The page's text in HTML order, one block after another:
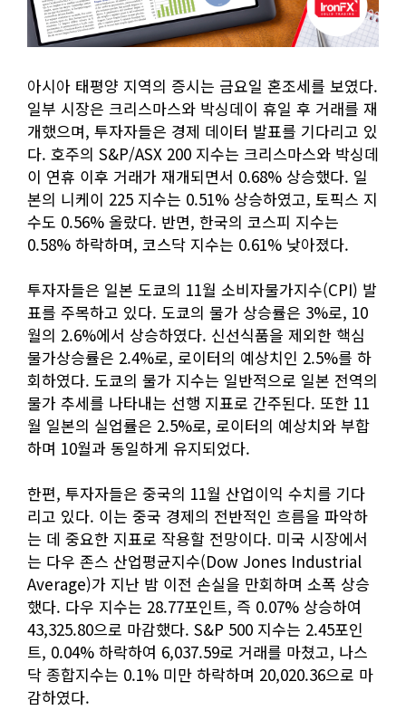
아시아 태평양 지역의 증시는 금요일 혼조세를 보였다.
일부 시장은 크리스마스와 박싱데이 휴일 후 거래를 재
개했으며, 투자자들은 경제 데이터 발표를 기다리고 있
다. 호주의 S&P/ASX 200 지수는 크리스마스와 박싱데
이 연휴 이후 거래가 재개되면서 0.68% 상승했다. 일
본의 니케이 225 지수는 0.51% 상승하였고, 토픽스 지
수도 0.56% 올랐다. 반면, 한국의 코스피 지수는
0.58% 하락하며, 코스닥 지수는 0.61% 낮아졌다.
투자자들은 일본 도쿄의 11월 소비자물가지수(CPI) 발
표를 주목하고 있다. 도쿄의 물가 상승률은 3%로, 10
월의 2.6%에서 상승하였다. 신선식품을 제외한 핵심
물가상승률은 2.4%로, 로이터의 예상치인 2.5%를 하
회하였다. 도쿄의 물가 지수는 일반적으로 일본 전역의
물가 추세를 나타내는 선행 지표로 간주된다. 또한 11
월 일본의 실업률은 2.5%로, 로이터의 예상치와 부합
하며 10월과 동일하게 유지되었다.
한편, 투자자들은 중국의 11월 산업이익 수치를 기다
리고 있다. 이는 중국 경제의 전반적인 흐름을 파악하
는 데 중요한 지표로 작용할 전망이다. 미국 시장에서
는 다우 존스 산업평균지수(Dow Jones Industrial
Average)가 지난 밤 이전 손실을 만회하며 소폭 상승
했다. 다우 지수는 28.77포인트, 즉 0.07% 상승하여
43,325.80으로 마감했다. S&P 500 지수는 2.45포인
트, 0.04% 하락하여 6,037.59로 거래를 마쳤고, 나스
닥 종합지수는 0.1% 미만 하락하며 20,020.36으로 마
감하였다.